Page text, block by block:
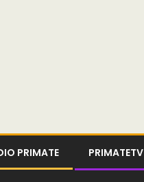
PRIMATE PRIMATETV